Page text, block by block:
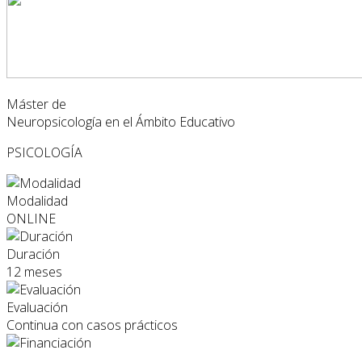
Máster de
Neuropsicología en el Ámbito Educativo
PSICOLOGÍA
Modalidad
ONLINE
Duración
12 meses
Evaluación
Continua con casos prácticos